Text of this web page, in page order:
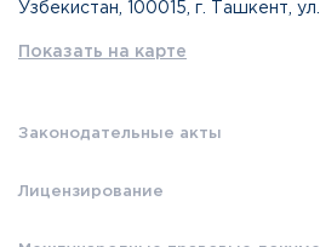
Узбекистан, 100015, г. Ташкент,
Показать на карте
Законодательные акты
Лицензирование